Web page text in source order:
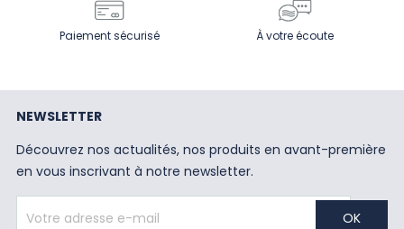
Paiement sécurisé À votre écoute
NEWSLETTER
Découvrez nos actualités, nos produits en avant-première
en vous inscrivant à notre newsletter.